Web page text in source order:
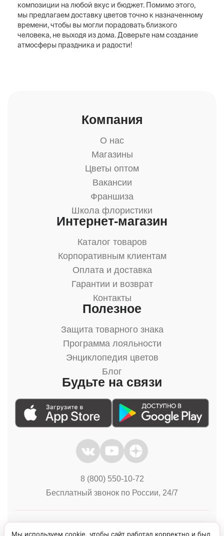
композиции на любой вкус и бюджет. Помимо этого,
мы предлагаем доставку цветов точно к назначенному
времени, чтобы вы могли порадовать близкого
человека, не выходя из дома. Доверьте нам создание
атмосферы праздника и радости!
Компания
О нас
Магазины
Цветы оптом
Вакансии
Франшиза
Школа флористики
Интернет-магазин
Каталог товаров
Корпоративным клиентам
Оплата и доставка
Гарантии и возврат
Контакты
Полезное
Защита товарного знака
Программа лояльности
Энциклопедия цветов
Блог
Будьте на связи
8 (800) 550-10-72
Бесплатный звонок по России, 24/7
Мы используем cookie, чтобы сайт работал корректно и был